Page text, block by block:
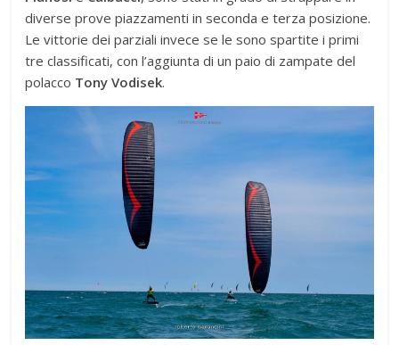
diverse prove piazzamenti in seconda e terza posizione.
Le vittorie dei parziali invece se le sono spartite i primi
tre classificati, con l’aggiunta di un paio di zampate del
polacco Tony Vodisek.